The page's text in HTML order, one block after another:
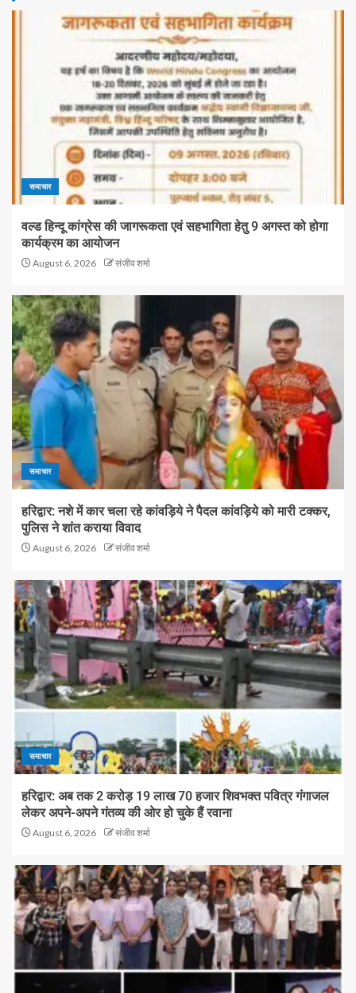
समाचार
वल्ड हिन्दू कांग्रेस की जागरूकता एवं सहभागिता हेतु 9 अगस्त को होगा
कार्यक्रम का आयोजन
August 6, 2026 संजीव शर्मा
समाचार
हरिद्वार: नशे में कार चला रहे कांवड़िये ने पैदल कांवड़िये को मारी टक्कर,
पुलिस ने शांत कराया विवाद
August 6, 2026 संजीव शर्मा
समाचार
हरिद्वार: अब तक 2 करोड़ 19 लाख 70 हजार शिवभक्त पवित्र गंगाजल
लेकर अपने-अपने गंतव्य की ओर हो चुके हैं रवाना
August 6, 2026 संजीव शर्मा